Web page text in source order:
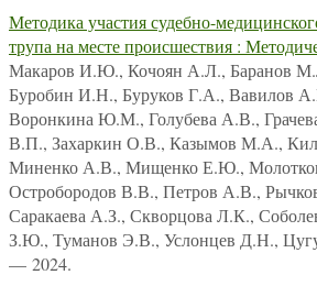
Методика участия судебно-
трупа на месте происшествия :
Макаров И.Ю., Кочоян А.Л., Баранов
Буробин И.Н., Буруков Г.А., Вавилов
Воронкина Ю.М., Голубева А.В.,
В.П., Захаркин О.В., Казымов М.А.,
Миненко А.В., Мищенко Е.Ю.,
Остробородов В.В., Петров А.В.,
Саракаева А.З., Скворцова Л.К.,
З.Ю., Туманов Э.В., Услонцев Д.Н.,
— 2024.